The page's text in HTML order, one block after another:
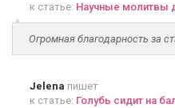
к статье: Научные молитвы
Огромная благодарность за
Jelena пишет
к статье: Голубь сидит на